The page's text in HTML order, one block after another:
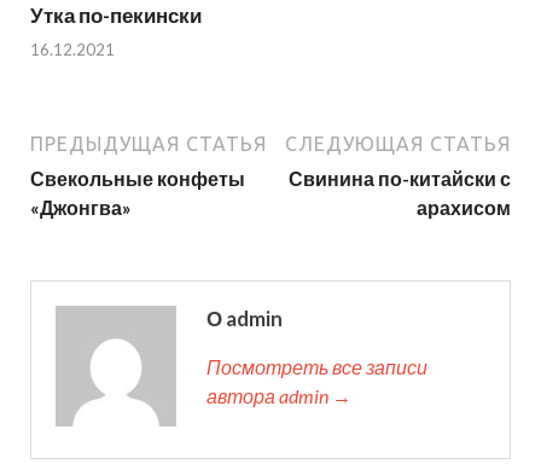
Утка по-пекински
16.12.2021
ПРЕДЫДУЩАЯ СТАТЬЯ
Свекольные конфеты
«Джонгва»
СЛЕДУЮЩАЯ СТАТЬЯ
Свинина по-китайски с
арахисом
О admin
Посмотреть все записи
автора admin →